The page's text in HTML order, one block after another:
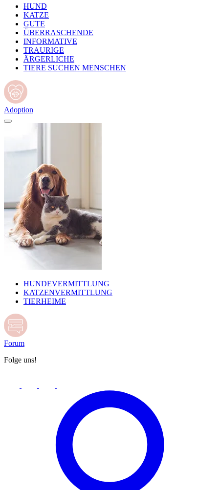
HUND
KATZE
GUTE
ÜBERRASCHENDE
INFORMATIVE
TRAURIGE
ÄRGERLICHE
TIERE SUCHEN MENSCHEN
Adoption
HUNDEVERMITTLUNG
KATZENVERMITTLUNG
TIERHEIME
Forum
Folge uns!